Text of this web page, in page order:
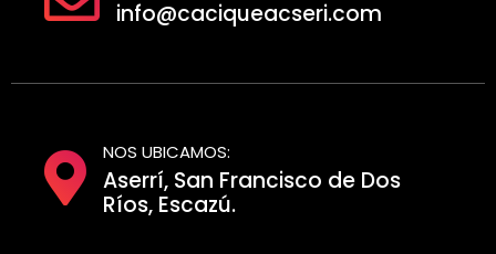
info@caciqueacseri.com
NOS UBICAMOS:
Aserrí, San Francisco de Dos
Ríos, Escazú.